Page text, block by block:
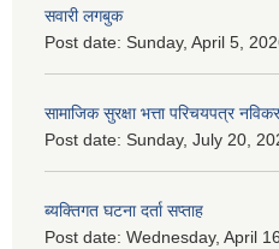
सवारी लगबुक
Post date: Sunday, April 5,
सामाजिक सुरक्षा भत्ता परिचयपत्र
Post date: Sunday, July 20,
ब्यक्तिगत घटना दर्ता सप्ताह
Post date: Wednesday, April